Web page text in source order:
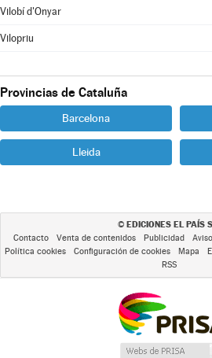
Vilobí d'Onyar
Vilopriu
Provincias de Cataluña
Barcelona
Lleida
© EDICIONES EL PAÍS
Contacto Venta de contenidos Publicidad
Política cookies
Configuración de cookies Mapa
RSS